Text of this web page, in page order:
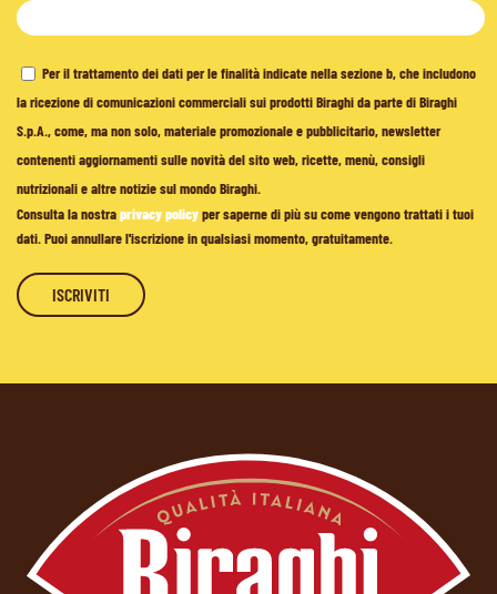
Per il trattamento dei dati per le finalità indicate nella sezione b, che includono
la ricezione di comunicazioni commerciali sui prodotti Biraghi da parte di Biraghi
S.p.A., come, ma non solo, materiale promozionale e pubblicitario, newsletter
contenenti aggiornamenti sulle novità del sito web, ricette, menù, consigli
nutrizionali e altre notizie sul mondo Biraghi.
Consulta la nostraprivacy policyper saperne di più su come vengono trattati i tuoi
dati. Puoi annullare l'iscrizione in qualsiasi momento, gratuitamente.